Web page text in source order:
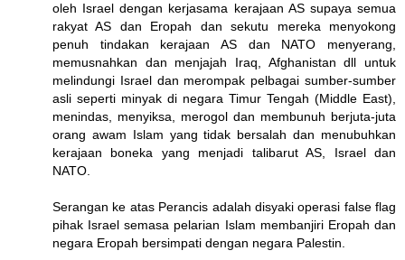
oleh Israel dengan kerjasama kerajaan AS supaya semua
rakyat AS dan Eropah dan sekutu mereka menyokong
penuh tindakan kerajaan AS dan NATO menyerang,
memusnahkan dan menjajah Iraq, Afghanistan dll untuk
melindungi Israel dan merompak pelbagai sumber-sumber
asli seperti minyak di negara Timur Tengah (Middle East),
menindas, menyiksa, merogol dan membunuh berjuta-juta
orang awam Islam yang tidak bersalah dan menubuhkan
kerajaan boneka yang menjadi talibarut AS, Israel dan
NATO.
Serangan ke atas Perancis adalah disyaki operasi false flag
pihak Israel semasa pelarian Islam membanjiri Eropah dan
negara Eropah bersimpati dengan negara Palestin.